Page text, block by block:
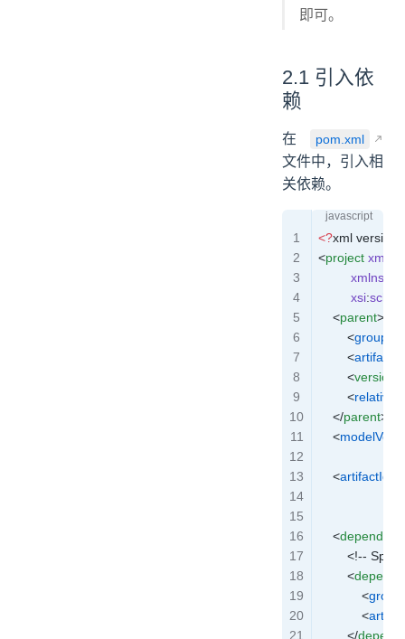
即可。
2.1 引入依
赖
在 pom.xml
文件中，引入相
关依赖。
<?xml version
<project xmlns
         xmlns
         xsi
:
    <
parent>
        <
groupId
        <
artifactId
        <
version
        <
    </
parent>
    <
    <
artifactId
    <
<!--
        <
            <
            <
        </